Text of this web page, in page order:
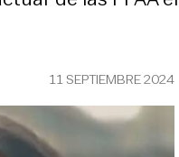
11 SEPTIEMBRE 2024